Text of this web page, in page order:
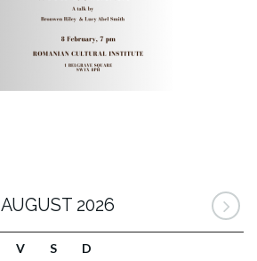
AUGUST 2026
V S D